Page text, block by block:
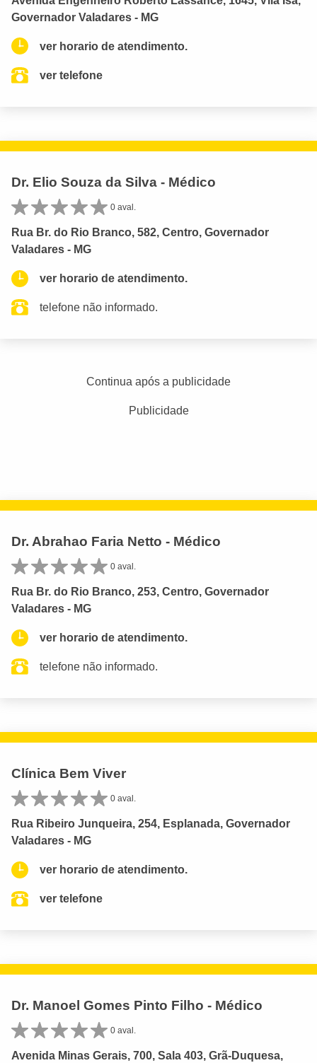
Governador Valadares - MG
ver horario de atendimento.
ver telefone
Dr. Elio Souza da Silva - Médico
0 aval.
Rua Br. do Rio Branco, 582, Centro, Governador
Valadares - MG
ver horario de atendimento.
telefone não informado.
Continua após a publicidade
Publicidade
Dr. Abrahao Faria Netto - Médico
0 aval.
Rua Br. do Rio Branco, 253, Centro, Governador
Valadares - MG
ver horario de atendimento.
telefone não informado.
Clínica Bem Viver
0 aval.
Rua Ribeiro Junqueira, 254, Esplanada, Governador
Valadares - MG
ver horario de atendimento.
ver telefone
Dr. Manoel Gomes Pinto Filho - Médico
0 aval.
Avenida Minas Gerais, 700, Sala 403, Grã-Duquesa,